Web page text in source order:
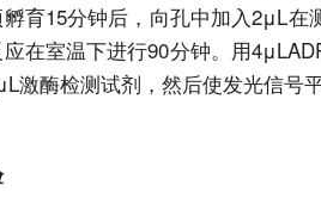
育15分钟后，向孔中加入2μL在
在室温下进行90分钟。用
激酶检测试剂，然后使发光信号